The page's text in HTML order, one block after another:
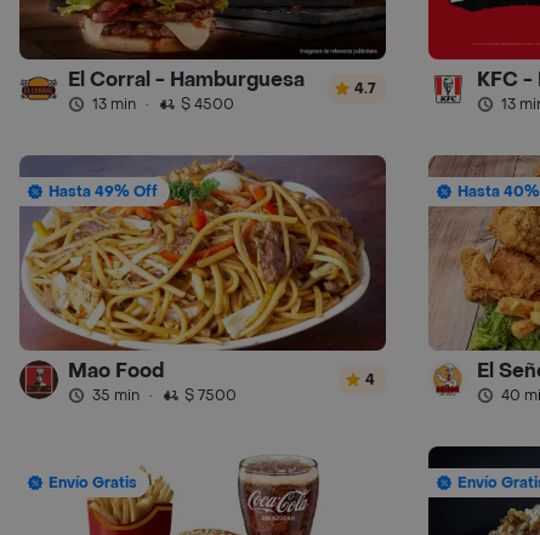
El Corral - Hamburguesa
13 min · $ 4500
4.7 KFC -
13
Hasta 49% Off
Mao Food
35 min · $ 7500
4
Hasta
El
40
Envío Gratis Envío